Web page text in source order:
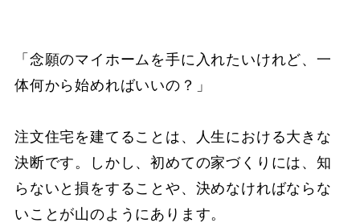
「念願のマイホームを手に入れたいけれど、一
体何から始めればいいの？」
注文住宅を建てることは、人生における大きな
決断です。しかし、初めての家づくりには、知
らないと損をすることや、決めなければならな
いことが山のようにあります。